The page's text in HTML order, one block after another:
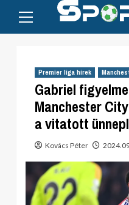
content
Menu
Premier liga hírek
Gabriel
Manchester
a vitatott
Kovács Péter